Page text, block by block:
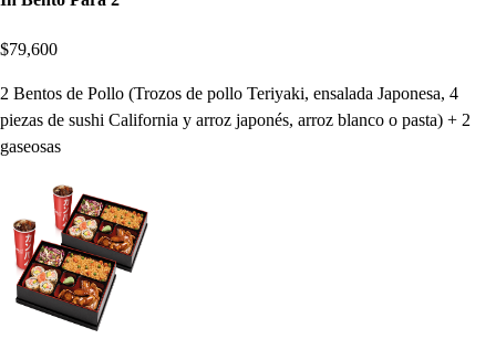
$79,600
2 Bentos de Pollo (Trozos de pollo Teriyaki, ensalada Japonesa, 4
piezas de sushi California y arroz japonés, arroz blanco o pasta) + 2
gaseosas